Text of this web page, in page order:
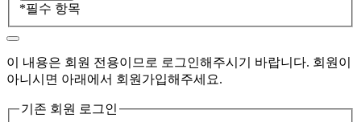
*필수 항목
이 내용은 회원 전용이므로 로그인해주시기 바랍니다. 회원이
아니시면 아래에서 회원가입해주세요.
기존 회원 로그인